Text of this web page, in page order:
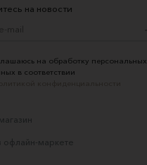
на новости
на обработку персональных
в соответствии
офлайн-маркете